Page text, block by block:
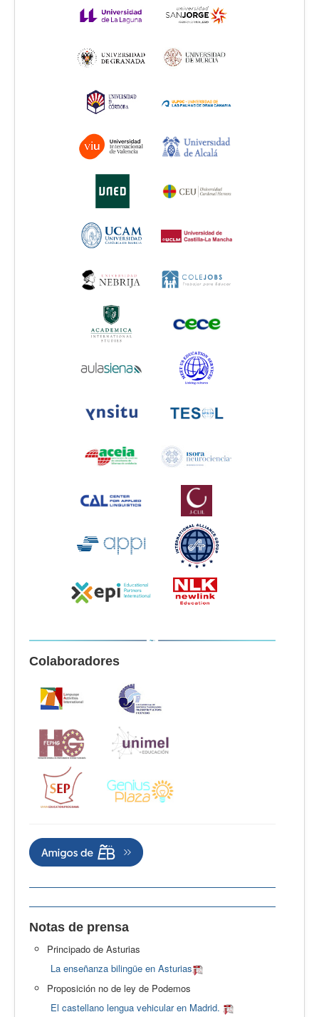
Colaboradores
Notas de prensa
Principado de Asturias
La enseñanza bilingüe en Asturias
Proposición no de ley de Podemos
El castellano lengua vehicular en Madrid.